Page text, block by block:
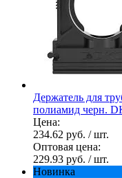
Держатель для
полиамид черн.
Цена:
234.62 руб. / шт.
Оптовая цена:
229.93 руб. / шт.
Новинка